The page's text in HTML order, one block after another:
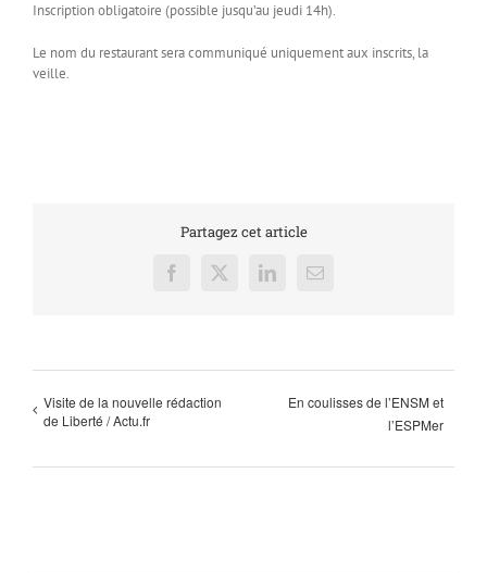
Inscription obligatoire (possible jusqu’au jeudi 14h).
Le nom du restaurant sera communiqué uniquement aux inscrits, la
veille.
Partagez cet article
Facebook
X LinkedInEmail
Visite de la nouvelle rédaction
de Liberté / Actu.fr
En coulisses de l’ENSM et
l’ESPMer